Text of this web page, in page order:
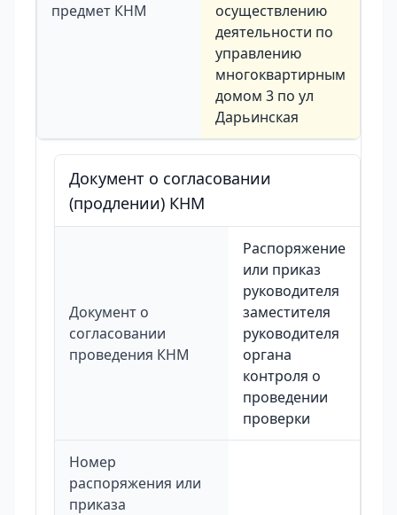
предмет КНМ
осуществлению
деятельности по
управлению
многоквартирным
домом 3 по ул
Дарьинская
Документ о согласовании
(продлении) КНМ
Документ о
согласовании
проведения КНМ
Распоряжение
или приказ
руководителя
заместителя
руководителя
органа
контроля о
проведении
проверки
Номер
распоряжения или
приказа